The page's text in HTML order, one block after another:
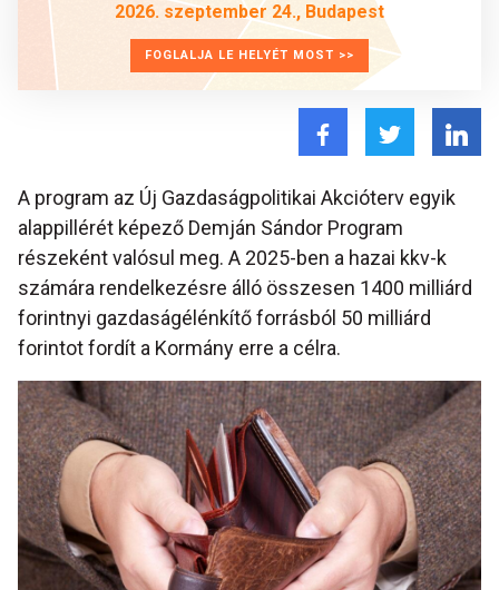
2026. szeptember 24., Budapest
FOGLALJA LE HELYÉT MOST >>
A program az Új Gazdaságpolitikai Akcióterv egyik
alappillérét képező Demján Sándor Program
részeként valósul meg. A 2025-ben a hazai kkv-k
számára rendelkezésre álló összesen 1400 milliárd
forintnyi gazdaságélénkítő forrásból 50 milliárd
forintot fordít a Kormány erre a célra.